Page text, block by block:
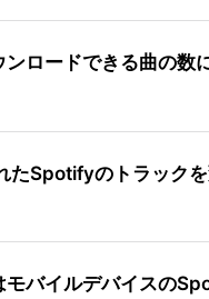
ンロードできる曲の数
たSpotifyのトラック
モバイルデバイスの